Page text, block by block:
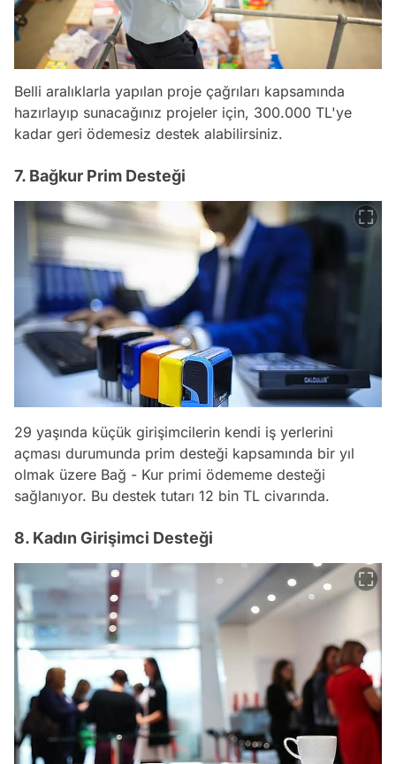
Belli aralıklarla yapılan proje çağrıları kapsamında
hazırlayıp sunacağınız projeler için, 300.000 TL'ye
kadar geri ödemesiz destek alabilirsiniz.
7. Bağkur Prim Desteği
29 yaşında küçük girişimcilerin kendi iş yerlerini
açması durumunda prim desteği kapsamında bir yıl
olmak üzere Bağ - Kur primi ödememe desteği
sağlanıyor. Bu destek tutarı 12 bin TL civarında.
8. Kadın Girişimci Desteği